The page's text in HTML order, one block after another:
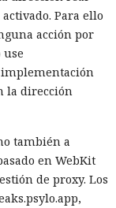
Para ello
acción por
la dirección
también a
en WebKit
de proxy. Los